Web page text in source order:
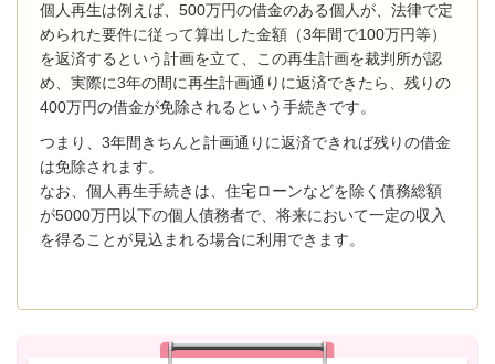
個人再生は例えば、500万円の借金のある個人が、法律で定
められた要件に従って算出した金額（3年間で100万円等）
を返済するという計画を立て、この再生計画を裁判所が認
め、実際に3年の間に再生計画通りに返済できたら、残りの
400万円の借金が免除されるという手続きです。
つまり、3年間きちんと計画通りに返済できれば残りの借金
は免除されます。
なお、個人再生手続きは、住宅ローンなどを除く債務総額
が5000万円以下の個人債務者で、将来において一定の収入
を得ることが見込まれる場合に利用できます。